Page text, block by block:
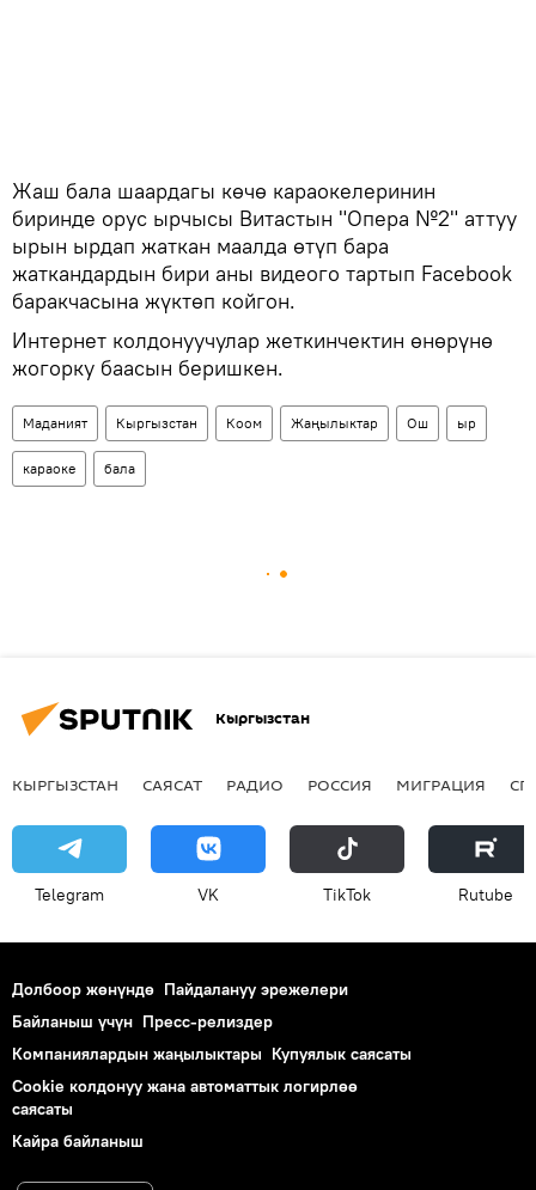
Жаш бала шаардагы көчө караокелеринин
биринде орус ырчысы Витастын "Опера №2" аттуу
ырын ырдап жаткан маалда өтүп бара
жаткандардын бири аны видеого тартып Facebook
баракчасына жүктөп койгон.
Интернет колдонуучулар жеткинчектин өнөрүнө
жогорку баасын беришкен.
Маданият Кыргызстан Коом Жаңылыктар Ош ыр
караоке бала
Кыргызстан
КЫРГЫЗСТАН САЯСАТ РАДИО РОССИЯ МИГРАЦИЯ
Telegram VK ТikТоk Rutube
Долбоор жөнүндө Пайдалануу эрежелери
Байланыш үчүн Пресс-релиздер
Компаниялардын жаңылыктары Купуялык саясаты
Cookie колдонуу жана автоматтык логирлөө
саясаты
Кайра байланыш